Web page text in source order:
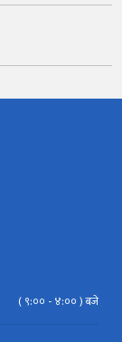
मापदण्ड
( ९:०० - ४:०० ) बजे